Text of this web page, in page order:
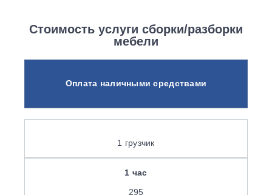
Стоимость услуги сборки/разборки
мебели
Оплата наличными средствами
1 грузчик
295